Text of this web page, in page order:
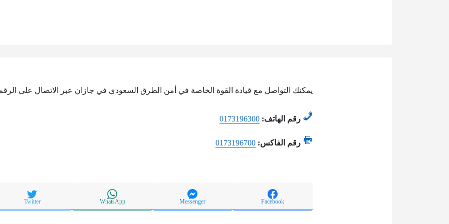
يمكنك التواصل مع قيادة القوة الخاصة في أمن الطرق السعودي في جازان عبر الاتصال على الرقم
رقم الهاتف: 0173196300
رقم الفاكس: 0173196700
Facebook
Messenger
WhatsApp
Twitter